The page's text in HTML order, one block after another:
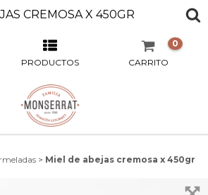
CREMOSA X 450GR
PRODUCTOS CARRITO
0
> Miel de abejas cremosa x 450gr